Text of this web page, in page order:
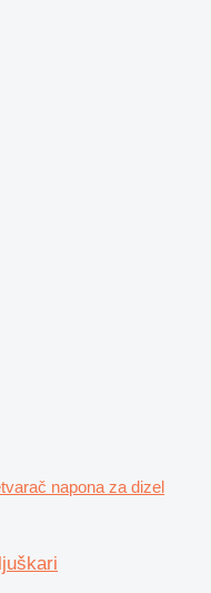
napona za dizel